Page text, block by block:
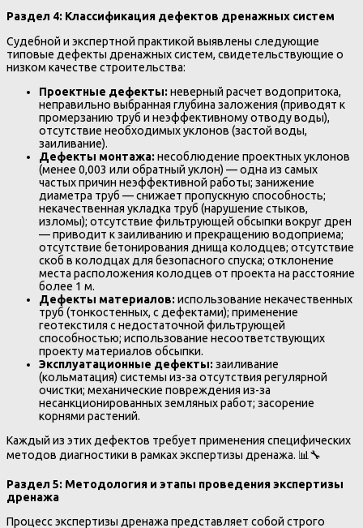
Раздел 4: Классификация дефектов дренажных систем
Судебной и экспертной практикой выявлены следующие
типовые дефекты дренажных систем, свидетельствующие о
низком качестве строительства:
Проектные дефекты:неверный расчет водопритока,
неправильно выбранная глубина заложения (приводят к
промерзанию труб и неэффективному отводу воды),
отсутствие необходимых уклонов (застой воды,
заиливание).
Дефекты монтажа:несоблюдение проектных уклонов
(менее 0,003 или обратный уклон) — одна из самых
частых причин неэффективной работы; занижение
диаметра труб — снижает пропускную способность;
некачественная укладка труб (нарушение стыков,
изломы); отсутствие фильтрующей обсыпки вокруг дрен
— приводит к заиливанию и прекращению водоприема;
отсутствие бетонирования днища колодцев; отсутствие
скоб в колодцах для безопасного спуска; отклонение
места расположения колодцев от проекта на расстояние
более 1 м.
Дефекты материалов:использование некачественных
труб (тонкостенных, с дефектами); применение
геотекстиля с недостаточной фильтрующей
способностью; использование несоответствующих
проекту материалов обсыпки.
Эксплуатационные дефекты:заиливание
(кольматация) системы из-за отсутствия регулярной
очистки; механические повреждения из-за
несанкционированных земляных работ; засорение
корнями растений.
Каждый из этих дефектов требует применения специфических
методов диагностики в рамках экспертизы дренажа. 📊🔧
Раздел 5: Методология и этапы проведения экспертизы
дренажа
Процесс экспертизы дренажа представляет собой строго